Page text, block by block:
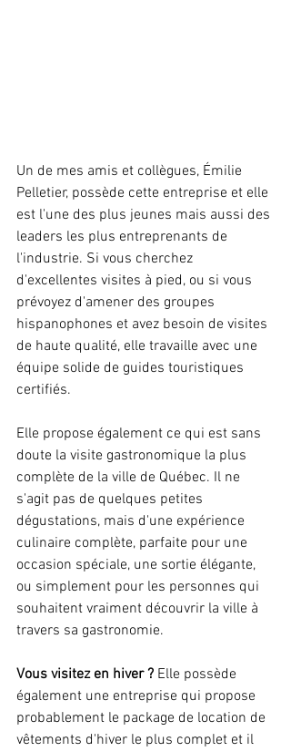
Un de mes amis et collègues, Émilie
Pelletier, possède cette entreprise et elle
est l'une des plus jeunes mais aussi des
leaders les plus entreprenants de
l'industrie. Si vous cherchez
d'excellentes visites à pied, ou si vous
prévoyez d'amener des groupes
hispanophones et avez besoin de visites
de haute qualité, elle travaille avec une
équipe solide de guides touristiques
certifiés.
Elle propose également ce qui est sans
doute la visite gastronomique la plus
complète de la ville de Québec. Il ne
s'agit pas de quelques petites
dégustations, mais d'une expérience
culinaire complète, parfaite pour une
occasion spéciale, une sortie élégante,
ou simplement pour les personnes qui
souhaitent vraiment découvrir la ville à
travers sa gastronomie.
Vous visitez en hiver ? Elle possède
également une entreprise qui propose
probablement le package de location de
vêtements d'hiver le plus complet et il